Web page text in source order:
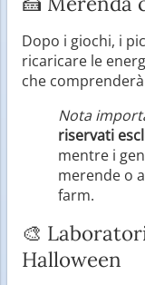
Dopo i giochi, i
ricaricare le
che
Nota
riservati
mentre i
merende o
farm.
🎨
Halloween